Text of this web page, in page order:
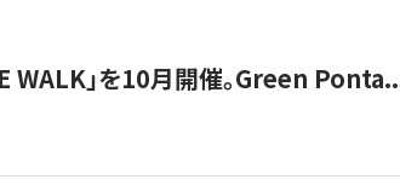
WALK」を10月開催。Green